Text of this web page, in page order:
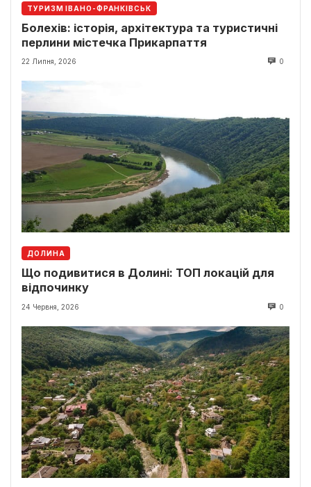
ТУРИЗМ ІВАНО-ФРАНКІВСЬК
Болехів: історія, архітектура та туристичні
перлини містечка Прикарпаття
22 Липня, 2026 0
ДОЛИНА
Що подивитися в Долині: ТОП локацій для
відпочинку
24 Червня, 2026 0